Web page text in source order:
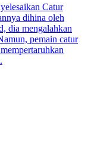
Catur
dihina oleh
dia mengalahkan
pemain catur